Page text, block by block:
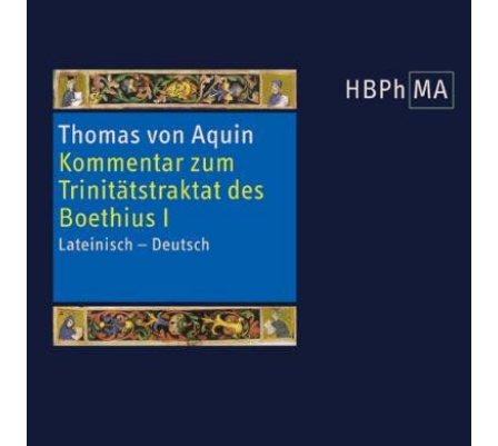
Zur Wunschliste hinzufügen
Lat. /Dt.
VonThomas von Aquin
Verlag: Verlag Herder 01.04.2006
Buch 247 Seiten